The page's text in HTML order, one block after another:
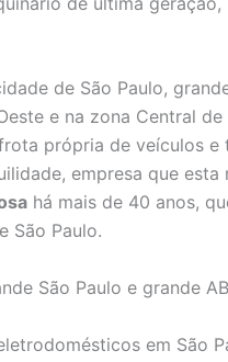
de São Paulo,
e na zona Central
própria de veículos
empresa que esta
há mais de 40 anos,
São Paulo.
São Paulo e grande
em São